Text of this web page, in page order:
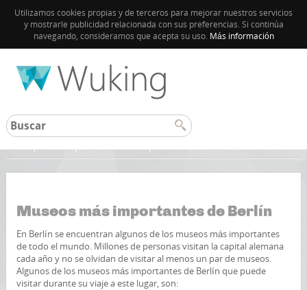
Utilizamos cookies propias y de terceros para mejorar nuestros servicios
y mostrarle publicidad relacionada con sus preferencias. Si continúa
navegando, consideramos que acepta su uso. Más información
Museos más importantes de Berlín
En Berlín se encuentran algunos de los museos más importantes
de todo el mundo. Millones de personas visitan la capital alemana
cada año y no se olvidan de visitar al menos un par de museos.
Algunos de los museos más importantes de Berlín que puede
visitar durante su viaje a este lugar, son: